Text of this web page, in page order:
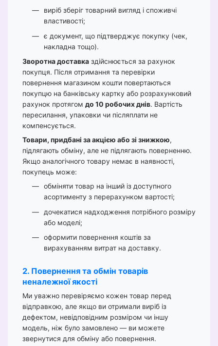
виріб зберіг товарний вигляд і споживчі
властивості;
є документ, що підтверджує покупку (чек,
накладна тощо).
Зворотна доставка здійснюється за рахунок
покупця. Після отримання та перевірки
повернення магазином кошти повертаються
покупцю на банківську картку або розрахунковий
рахунок протягом до 10 робочих днів. Вартість
пересилання, упаковки чи післяплати не
компенсується.
Товари, придбані за акцією або зі знижкою,
підлягають обміну, але не підлягають поверненню.
Якщо аналогічного товару немає в наявності,
покупець може:
обміняти товар на інший із доступного
асортименту з перерахунком вартості;
дочекатися надходження потрібного розміру
або моделі;
оформити повернення коштів за
вирахуванням витрат на доставку.
2. Повернення та обмін товарів
неналежної якості
Ми уважно перевіряємо кожен товар перед
відправкою, але якщо ви отримали виріб із
дефектом, невідповідним розміром чи іншу
модель, ніж було замовлено — ви можете
звернутися для обміну або повернення.